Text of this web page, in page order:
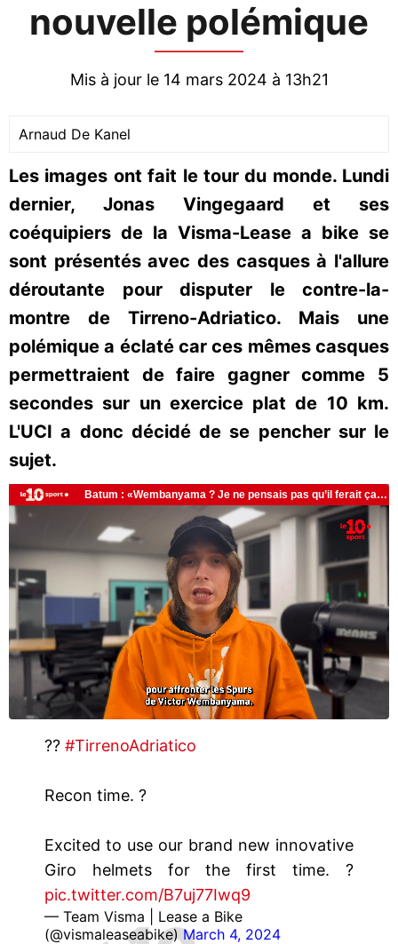
nouvelle polémique
Mis à jour le 14 mars 2024 à 13h21
Arnaud De Kanel
Les images ont fait le tour du monde. Lundi
dernier, Jonas Vingegaard et ses
coéquipiers de la Visma-Lease a bike se
sont présentés avec des casques à l'allure
déroutante pour disputer le contre-la-
montre de Tirreno-Adriatico. Mais une
polémique a éclaté car ces mêmes casques
permettraient de faire gagner comme 5
secondes sur un exercice plat de 10 km.
L'UCI a donc décidé de se pencher sur le
sujet.
?? #TirrenoAdriatico
Recon time. ?
Excited to use our brand new innovative
Giro helmets for the first time. ?
pic.twitter.com/B7uj77Iwq9
— Team Visma | Lease a Bike
(@vismaleaseabike)March 4, 2024